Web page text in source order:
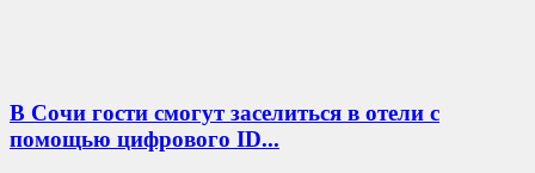
В Сочи гости смогут заселиться в отели с
помощью цифрового ID...